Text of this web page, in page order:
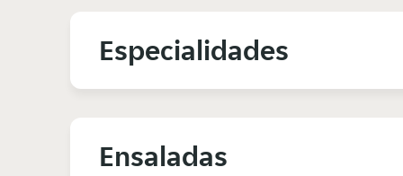
Especialidades
Ensaladas